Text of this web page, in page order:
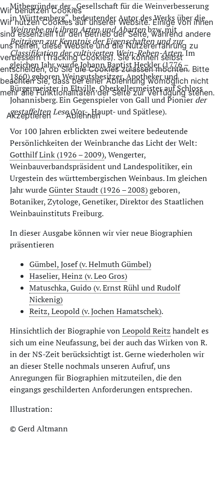
Mitbegründer der „Gesellschaft für die Weinverbesserung
in Württemberg“, bedeutender Autor des Werks über die
Weinrebe mit ihren Arten und Abartenbzw. mit
Beiträgen zur Kenntnis der Eigenschaften und zur
Classifikation der cultivierten Wein-Reben-Arten. Im
gleichen Jahr wurdeJohann Baptist Heckler (1776 –
1860)geboren Weingutsbesitzer, Apotheker und
Bürgermeister in Eltville, Oberkellermeister auf Schloss
Johannisberg. Ein Gegenspieler von Gall und Pionier der
gestaffelten Lese(Vor-, Haupt- und Spätlese).
Vor 100 Jahren erblickten zwei weitere bedeutende
Persönlichkeiten der Weinbranche das Licht der Welt:
Gotthilf Link (1926 – 2009), ­Wengerter,
Weinbauverbandspräsident und Landespolitiker, ein
Urgestein des württembergischen Weinbaus. Im gleichen
Jahr wurdeGünter Staudt (1926 – 2008)geboren,
Botaniker, Zytologe, Genetiker, Direktor des Staatlichen
Weinbauinstituts Freiburg.
In dieser Ausgabe können wir vier neue Biographien
präsentieren
Gümbel, Josef (v. Helmuth Gümbel)
Haselier, Heinz (v. Leo Gros)
Matuschka, Guido (v. Ernst Rühl und Rudolf
Nickenig)
Reitz, Leopold (v. Jochen Hamatschek).
Hinsichtlich der Biographie von Leopold Reitz handelt es
sich um eine Neufassung, bei der auch das Wirken von R.
in der NS-Zeit berücksichtigt ist. Gerne wiederholen wir
an dieser Stelle nochmals unseren Aufruf, uns
Anregungen für Biographien mitzuteilen, die den
eingangs geschilderten Anforderungen entsprechen.
Illustration:
© Gerd Altmann
Wir benutzen Cookies
Wir nutzen Cookies auf unserer Website. Einige von ihnen
sind essenziell für den Betrieb der Seite, während andere
uns helfen, diese Website und die Nutzererfahrung zu
verbessern (Tracking Cookies). Sie können selbst
entscheiden, ob Sie die Cookies zulassen möchten. Bitte
beachten Sie, dass bei einer Ablehnung womöglich nicht
mehr alle Funktionalitäten der Seite zur Verfügung stehen.
Akzeptieren Ablehnen